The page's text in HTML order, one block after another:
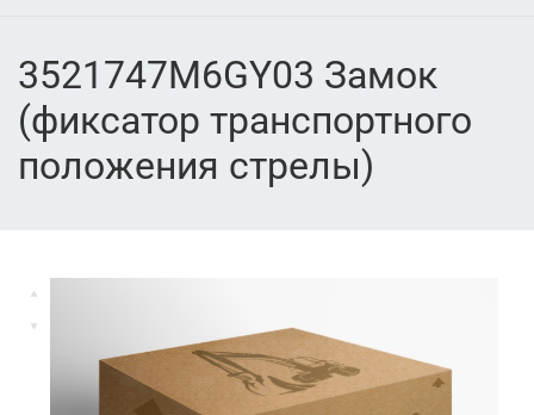
3521747M6GY03 Замок
(фиксатор транспортного
положения стрелы)